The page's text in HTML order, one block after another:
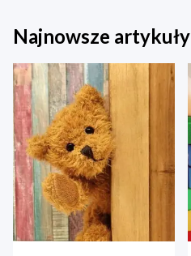
Najnowsze artykuły